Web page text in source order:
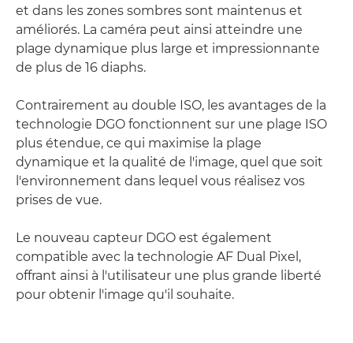
et dans les zones sombres sont maintenus et
améliorés. La caméra peut ainsi atteindre une
plage dynamique plus large et impressionnante
de plus de 16 diaphs.
Contrairement au double ISO, les avantages de la
technologie DGO fonctionnent sur une plage ISO
plus étendue, ce qui maximise la plage
dynamique et la qualité de l'image, quel que soit
l'environnement dans lequel vous réalisez vos
prises de vue.
Le nouveau capteur DGO est également
compatible avec la technologie AF Dual Pixel,
offrant ainsi à l'utilisateur une plus grande liberté
pour obtenir l'image qu'il souhaite.